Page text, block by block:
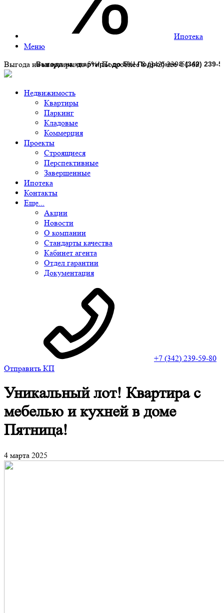
Ипотека
Меню
Выгода на квартиры до 5%! Подробнее 8 (342) 239-51-69
Недвижимость
Квартиры
Паркинг
Кладовые
Коммерция
Проекты
Строящиеся
Перспективные
Завершенные
Ипотека
Контакты
Еще...
Акции
Новости
О компании
Стандарты качества
Кабинет агента
Отдел гарантии
Документация
+7 (342) 239-59-80
Отправить КП
Уникальный лот! Квартира с
мебелью и кухней в доме
Пятница!
4 марта 2025